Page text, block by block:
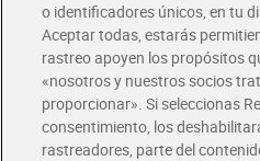
Envío gratis por compras
Envío estandar por 4,99€
Glovo y Uber Eats
Solicita tu factura de Glovo o Uber
o identificadores únicos, en tu
Aceptar todas, estarás
rastreo apoyen los propósitos
«nosotros y nuestros socios
proporcionar». Si seleccionas
consentimiento, los
rastreadores, parte del